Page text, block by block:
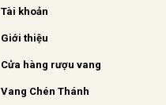
Tài khoản
Giới thiệu
Cửa hàng rượu vang
Vang Chén Thánh